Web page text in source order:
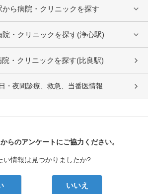
から病院・クリニックを探す
・クリニックを探す(浄心駅)
・クリニックを探す(比良駅)
・夜間診療、救急、当番医情報
病院なび
からのアンケートにご協力ください。
い情報は見つかりましたか?
いいえ